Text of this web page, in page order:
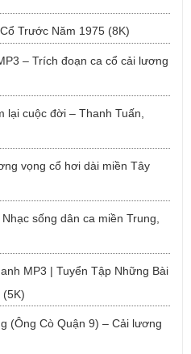
Trước Năm 1975 (8K)
– Trích đoạn ca cổ cải lương
cuộc đời – Thanh Tuấn,
vọng cổ hơi dài miền Tây
sống dân ca miền Trung,
MP3 | Tuyển Tập Những Bài
(5K)
(Ông Cò Quận 9) – Cải lương